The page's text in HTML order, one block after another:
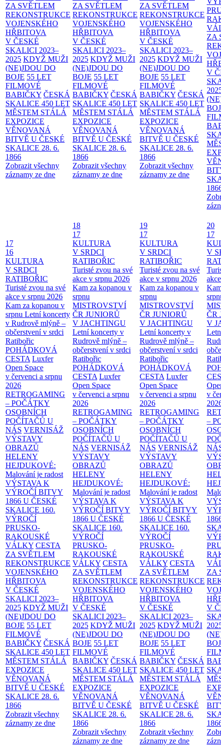
ZA SVĚTLEM
REKONSTRUKCE
VOJENSKÉHO
HŘBITOVA
V ČESKÉ
SKALICI 2023–
2025 KDYŽ MUŽI
(NE)JDOU DO
BOJE 55 LET
FILMOVÉ
BABIČKY ČESKÁ
SKALICE 450 LET
MĚSTEM STÁLÁ
EXPOZICE
VĚNOVANÁ
BITVĚ U ČESKÉ
SKALICE 28. 6.
1866
Zobrazit všechny
záznamy ze dne
ZA SVĚTLEM
REKONSTRUKCE
VOJENSKÉHO
HŘBITOVA
V ČESKÉ
SKALICI 2023–
2025 KDYŽ MUŽI
(NE)JDOU DO
BOJE 55 LET
FILMOVÉ
BABIČKY ČESKÁ
SKALICE 450 LET
MĚSTEM STÁLÁ
EXPOZICE
VĚNOVANÁ
BITVĚ U ČESKÉ
SKALICE 28. 6.
1866
Zobrazit všechny
záznamy ze dne
ZA SVĚTLEM
REKONSTRUKCE
VOJENSKÉHO
HŘBITOVA
V ČESKÉ
SKALICI 2023–
2025 KDYŽ MUŽI
(NE)JDOU DO
BOJE 55 LET
FILMOVÉ
BABIČKY ČESKÁ
SKALICE 450 LET
MĚSTEM STÁLÁ
EXPOZICE
VĚNOVANÁ
BITVĚ U ČESKÉ
SKALICE 28. 6.
1866
Zobrazit všechny
záznamy ze dne
ZA
V
17
16
KULTURA
V SRDCI
RATIBOŘIC
Turisté zvou na své
akce v srpnu 2026
Kam za kopanou v
srpnu Letní koncerty
v Rudrově mlýně –
občerstvení v srdci
Ratibořic
POHÁDKOVÁ
CESTA Luxfer
Open Space
v červenci a srpnu
2026
RETROGAMING
– POČÁTKY
OSOBNÍCH
POČÍTAČŮ U
NÁS VERNISÁŽ
VÝSTAVY
OBRAZŮ
HELENY
HEJDUKOVÉ:
Malování je radost
VÝSTAVA K
VÝROČÍ BITVY
1866 U ČESKÉ
SKALICE 160.
VÝROČÍ
PRUSKO-
RAKOUSKÉ
VÁLKY CESTA
ZA SVĚTLEM
REKONSTRUKCE
VOJENSKÉHO
HŘBITOVA
V ČESKÉ
SKALICI 2023–
2025 KDYŽ MUŽI
(NE)JDOU DO
BOJE 55 LET
FILMOVÉ
BABIČKY ČESKÁ
SKALICE 450 LET
MĚSTEM STÁLÁ
EXPOZICE
VĚNOVANÁ
BITVĚ U ČESKÉ
SKALICE 28. 6.
1866
Zobrazit všechny
záznamy ze dne
18
17
KULTURA
V SRDCI
RATIBOŘIC
Turisté zvou na své
akce v srpnu 2026
Kam za kopanou v
srpnu
MISTROVSTVÍ
ČR JUNIORŮ
V JACHTINGU
Letní koncerty v
Rudrově mlýně –
občerstvení v srdci
Ratibořic
POHÁDKOVÁ
CESTA Luxfer
Open Space
v červenci a srpnu
2026
RETROGAMING
– POČÁTKY
OSOBNÍCH
POČÍTAČŮ U
NÁS VERNISÁŽ
VÝSTAVY
OBRAZŮ
HELENY
HEJDUKOVÉ:
Malování je radost
VÝSTAVA K
VÝROČÍ BITVY
1866 U ČESKÉ
SKALICE 160.
VÝROČÍ
PRUSKO-
RAKOUSKÉ
VÁLKY CESTA
ZA SVĚTLEM
REKONSTRUKCE
VOJENSKÉHO
HŘBITOVA
V ČESKÉ
SKALICI 2023–
2025 KDYŽ MUŽI
(NE)JDOU DO
BOJE 55 LET
FILMOVÉ
BABIČKY ČESKÁ
SKALICE 450 LET
MĚSTEM STÁLÁ
EXPOZICE
VĚNOVANÁ
BITVĚ U ČESKÉ
SKALICE 28. 6.
1866
Zobrazit všechny
záznamy ze dne
19
17
KULTURA
V SRDCI
RATIBOŘIC
Turisté zvou na své
akce v srpnu 2026
Kam za kopanou v
srpnu
MISTROVSTVÍ
ČR JUNIORŮ
V JACHTINGU
Letní koncerty v
Rudrově mlýně –
občerstvení v srdci
Ratibořic
POHÁDKOVÁ
CESTA Luxfer
Open Space
v červenci a srpnu
2026
RETROGAMING
– POČÁTKY
OSOBNÍCH
POČÍTAČŮ U
NÁS VERNISÁŽ
VÝSTAVY
OBRAZŮ
HELENY
HEJDUKOVÉ:
Malování je radost
VÝSTAVA K
VÝROČÍ BITVY
1866 U ČESKÉ
SKALICE 160.
VÝROČÍ
PRUSKO-
RAKOUSKÉ
VÁLKY CESTA
ZA SVĚTLEM
REKONSTRUKCE
VOJENSKÉHO
HŘBITOVA
V ČESKÉ
SKALICI 2023–
2025 KDYŽ MUŽI
(NE)JDOU DO
BOJE 55 LET
FILMOVÉ
BABIČKY ČESKÁ
SKALICE 450 LET
MĚSTEM STÁLÁ
EXPOZICE
VĚNOVANÁ
BITVĚ U ČESKÉ
SKALICE 28. 6.
1866
Zobrazit všechny
záznamy ze dne
20
17
V
ČR
V
v
–
ZA
V